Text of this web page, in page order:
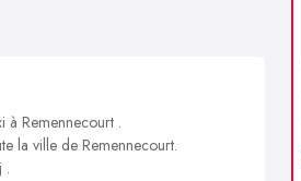
à Remennecourt .
la ville de Remennecourt.
.